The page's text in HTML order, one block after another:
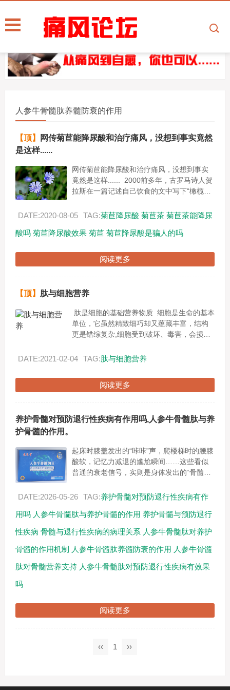
人参牛骨髓肽养髓防衰的作用
【顶】
网传菊苣能降尿酸和治疗痛风，没想到事实竟然
是这样......
网传菊苣能降尿酸和治疗痛风，没想到事实
竟然是这样...... 2000前多年，古罗马诗人贺
拉斯在一篇记述自己饮食的文中写下“橄榄、
食...
DATE:2020-08-05 TAG:菊苣降尿酸 菊苣茶 菊苣茶能降尿
酸吗 菊苣降尿酸效果 菊苣 菊苣降尿酸是骗人的吗
阅读更多
【顶】 肽与细胞营养
肽是细胞的基础营养物质 细胞是生命的基本
单位，它虽然精致细巧却又蕴藏丰富，结构
更是错综复杂,细胞受到破坏、毒害，会损害
就是--------...
DATE:2021-02-04 TAG:肽与细胞营养
阅读更多
养护骨髓对预防退行性疾病有作用吗,人参牛骨髓肽与养
护骨髓的作用。
起床时膝盖发出的“咔咔”声，爬楼梯时的腰膝
酸软，记忆力减退的尴尬瞬间……这些看似
普通的衰老信号，实则是身体发出的“骨髓告
炎、神经退行性疾病等问题的根源，往往指
DATE:2026-05-26 TAG:养护骨髓对预防退行性疾病有作
用吗 人参牛骨髓肽与养护骨髓的作用 养护骨髓与预防退行
性疾病 骨髓与退行性疾病的病理关系 人参牛骨髓肽对养护
骨髓的作用机制
人参牛骨髓肽养髓防衰的作用 人参牛骨髓
肽对骨髓营养支持 人参牛骨髓肽对预防退行性疾病有效果
吗
阅读更多
‹‹ 1 ››